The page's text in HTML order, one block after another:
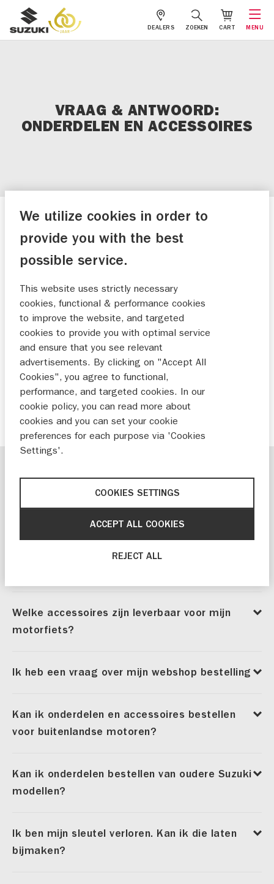
DEALERS ZOEKEN CART MENU
VRAAG & ANTWOORD:
ONDERDELEN EN ACCESSOIRES
Over Suzuki motoren
Op deze pagina vind je de antwoorden op de
meest gesteldeonderdelen & accessoire
vragen over Suzuki motoren. Mocht het
antwoord op jouw vraag er niet tussen staan
kijk dan in één van de andere categorieën
onderaan de pagina. Of vraag het je Suzuki-
dealer.
ZOEK JE DEALER
CATEGORIEËN
MOTOREN VRAAG & ANTWOORD: ONDERDELEN &
Welke accessoires zijn leverbaar voor mijn
motorfiets?
Ik heb een vraag over mijn webshop bestelling
Kan ik onderdelen en accessoires bestellen
voor buitenlandse motoren?
Kan ik onderdelen bestellen van oudere Suzuki
modellen?
Ik ben mijn sleutel verloren. Kan ik die laten
bijmaken?
We utilize cookies in order to
provide you with the best
possible service.
This website uses strictly necessary
cookies, functional & performance cookies
to improve the website, and targeted
cookies to provide you with optimal service
and ensure that you see relevant
advertisements. By clicking on "Accept All
Cookies", you agree to functional,
performance, and targeted cookies. In our
cookie policy, you can read more about
cookies and you can set your cookie
preferences for each purpose via 'Cookies
Settings'.
COOKIES SETTINGS
REJECT ALL
ACCEPT ALL COOKIES